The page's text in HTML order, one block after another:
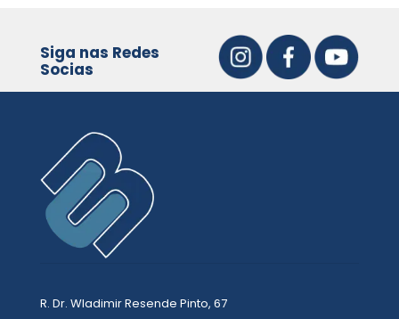
Siga nas Redes
Socias
R. Dr. Wladimir Resende Pinto, 67